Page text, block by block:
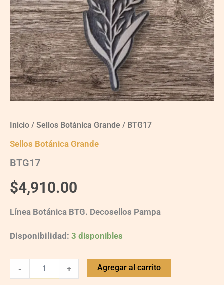
Inicio / Sellos Botánica Grande / BTG17
Sellos Botánica Grande
BTG17
$4,910.00
Línea Botánica BTG. Decosellos Pampa
Disponibilidad: 3 disponibles
- + Agregar al carrito